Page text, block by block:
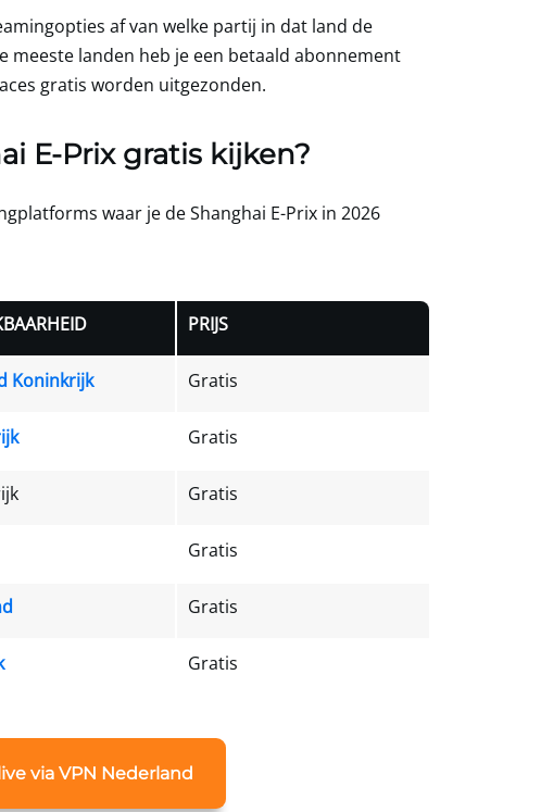
af van welke partij in dat land de
meeste landen heb je een betaald abonnement
gratis worden uitgezonden.
E-Prix gratis kijken?
waar je de Shanghai E-Prix in 2026
PRIJS
Koninkrijk Gratis
Gratis
Gratis
Gratis
Gratis
Gratis
via VPN Nederland